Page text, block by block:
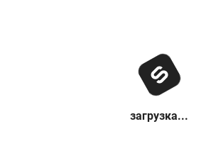
загрузка...